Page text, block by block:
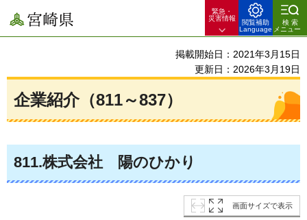
宮崎県
緊急・
災害情報
閲覧補助
Language
検索
メニュー
掲載開始日：2021年3月15日
更新日：2026年3月19日
企業紹介（811～837）
811.株式会社 陽のひかり
画面サイズで表示